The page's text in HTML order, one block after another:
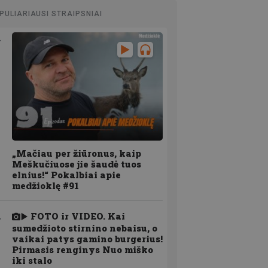
STRAIPSNIAI
„Mačiau per žiūronus, kaip
Meškučiuose jie šaudė tuos
elnius!“ Pokalbiai apie
medžioklę #91
FOTO ir VIDEO. Kai
sumedžioto stirnino nebaisu, o
vaikai patys gamino burgerius!
Pirmasis renginys Nuo miško
iki stalo